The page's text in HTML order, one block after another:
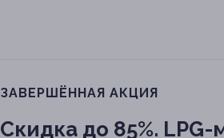
ЗАВЕРШЁННАЯ АКЦИЯ
Скидка до 85%. LPG-